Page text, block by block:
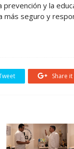
y la
más seguro y
Share it